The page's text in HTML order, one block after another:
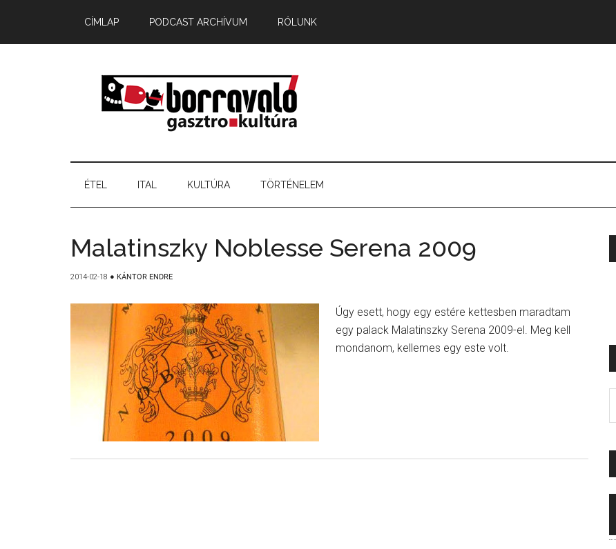
CÍMLAP PODCAST ARCHÍVUM RÓLUNK
ÉTEL ITAL KULTÚRA TÖRTÉNELEM
Malatinszky Noblesse Serena 2009
2014-02-18 ● KÁNTOR ENDRE
Úgy esett, hogy egy estére kettesben maradtam
egy palack Malatinszky Serena 2009-el. Meg kell
mondanom, kellemes egy este volt.